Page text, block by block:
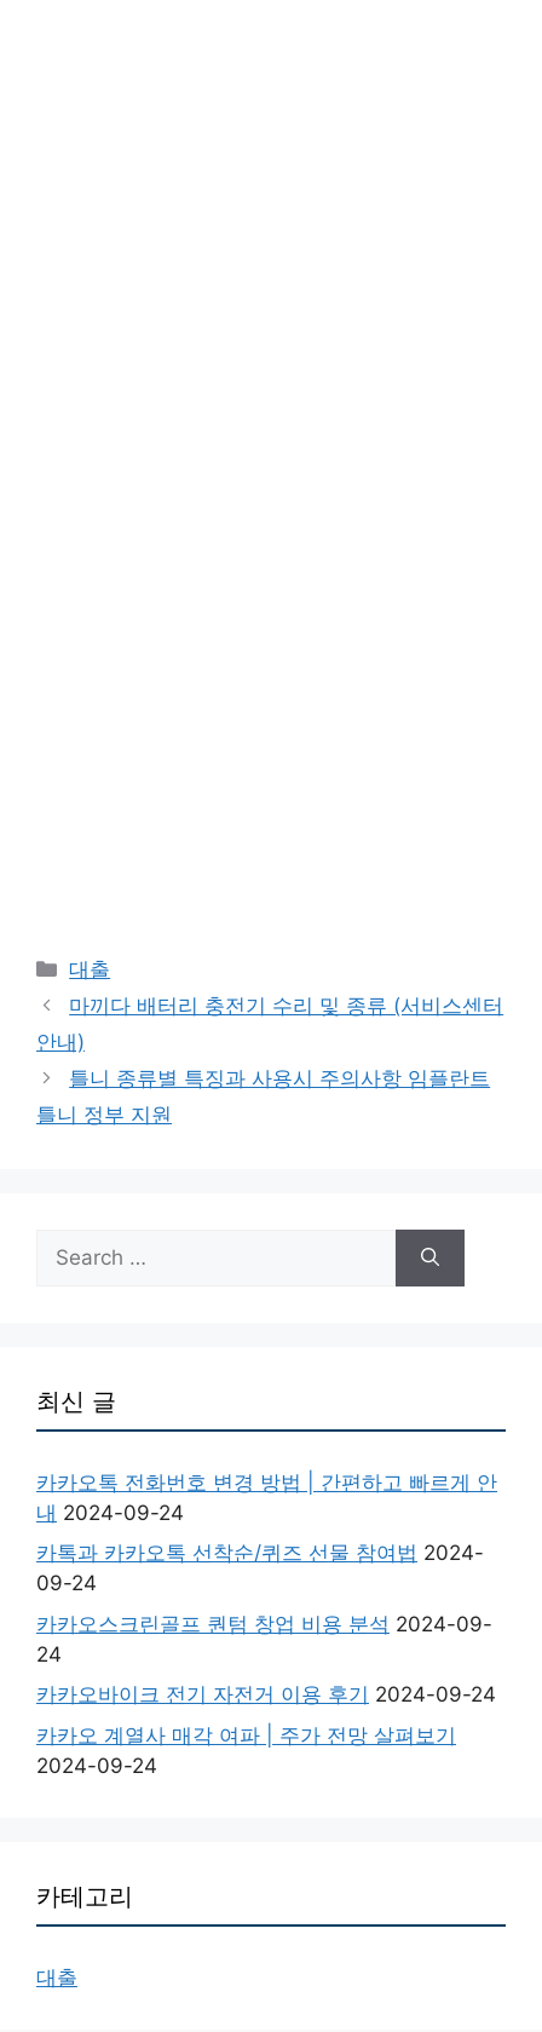
Categories
대출
마끼다 배터리 충전기 수리 및 종류 (서비스센터
안내)
틀니 종류별 특징과 사용시 주의사항 임플란트
틀니 정부 지원
for:
최신 글
카카오톡 전화번호 변경 방법 | 간편하고 빠르게 안
내 2024-09-24
카톡과 카카오톡 선착순/퀴즈 선물 참여법 2024-
09-24
카카오스크린골프 퀀텀 창업 비용 분석 2024-09-
24
카카오바이크 전기 자전거 이용 후기 2024-09-24
카카오 계열사 매각 여파 | 주가 전망 살펴보기
2024-09-24
카테고리
대출